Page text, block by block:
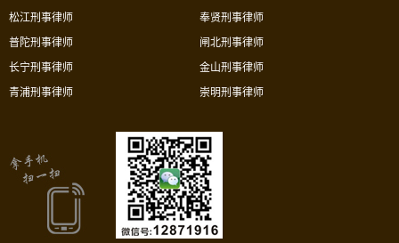
松江刑事律师
普陀刑事律师
长宁刑事律师
青浦刑事律师
奉贤刑事律师
闸北刑事律师
金山刑事律师
崇明刑事律师